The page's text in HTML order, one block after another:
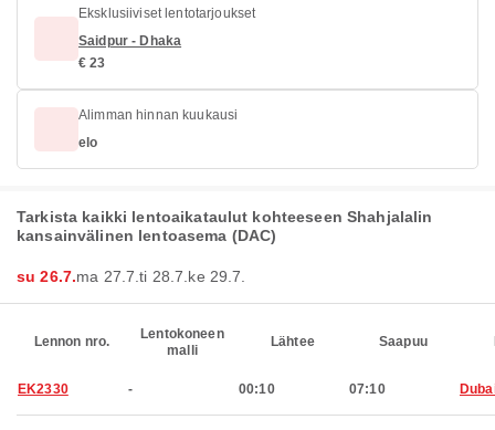
Eksklusiiviset lentotarjoukset
Saidpur - Dhaka
€ 23
Alimman hinnan kuukausi
elo
Tarkista kaikki lentoaikataulut kohteeseen Shahjalalin
kansainvälinen lentoasema (DAC)
su 26.7.ma 27.7.ti 28.7. ke 29.7.
Lennon nro.
Lentokoneen
malli
Lähtee Saapuu
EK2330 - 00:10 07:10